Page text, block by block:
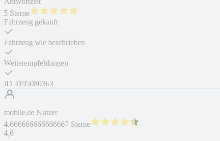
5 Sterne
Fahrzeug gekauft
Fahrzeug wie beschrieben
Weiterempfehlungen
ID 3195080363
mobile.de Nutzer
4.666666666666667 Sterne
4,6